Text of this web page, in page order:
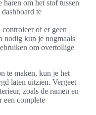
om het stof tussen
te
of er geen
nodig kun je nogmaals
om overtollige
te maken, kun je het
laten uitzien. Vergeet
zoals de ramen en
een complete